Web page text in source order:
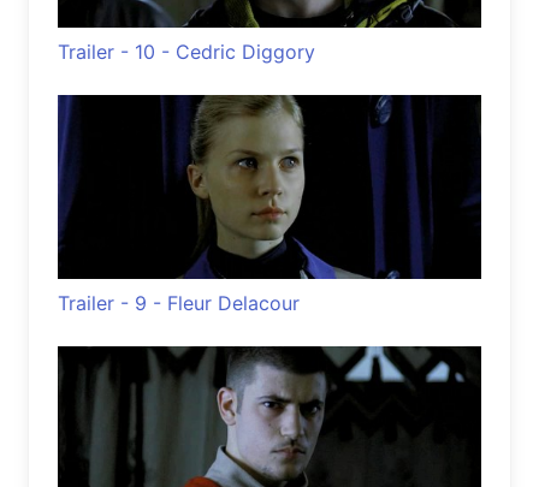
Trailer - 10 - Cedric Diggory
Trailer - 9 - Fleur Delacour